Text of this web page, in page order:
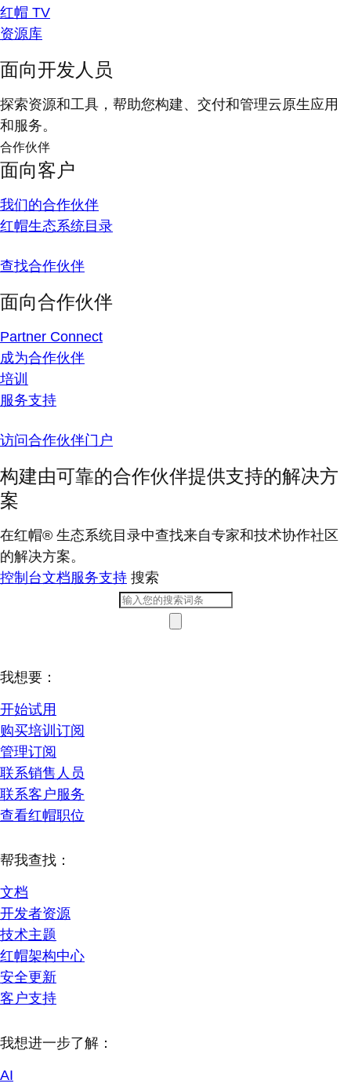
红帽 TV
资源库
面向开发人员
探索资源和工具，帮助您构建、交付和管理云原生应用
和服务。
合作伙伴
面向客户
我们的合作伙伴
红帽生态系统目录
查找合作伙伴
面向合作伙伴
Partner Connect
成为合作伙伴
培训
服务支持
访问合作伙伴门户
构建由可靠的合作伙伴提供支持的解决方
案
在红帽® 生态系统目录中查找来自专家和技术协作社区
的解决方案。
控制台文档服务支持 搜索
我想要：
开始试用
购买培训订阅
管理订阅
联系销售人员
联系客户服务
查看红帽职位
帮我查找：
文档
开发者资源
技术主题
红帽架构中心
安全更新
客户支持
我想进一步了解：
AI